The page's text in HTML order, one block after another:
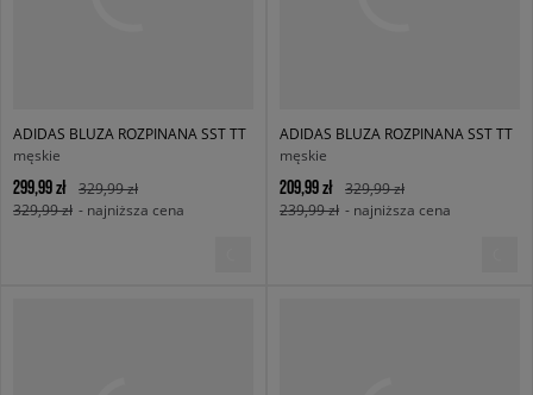
ADIDAS BLUZA ROZPINANA SST TT
męskie
299,99 zł
329,99 zł
329,99 zł - najniższa cena
ADIDAS BLUZA ROZPINANA SST TT
męskie
209,99 zł
329,99 zł
239,99 zł - najniższa cena